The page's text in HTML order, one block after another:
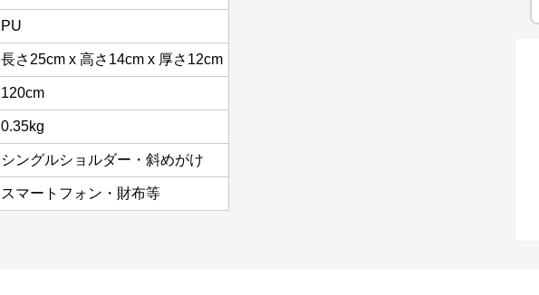
PU
長さ25cm x 高さ14cm x 厚さ12cm
120cm
0.35kg
シングルショルダー・斜めがけ
スマートフォン・財布等